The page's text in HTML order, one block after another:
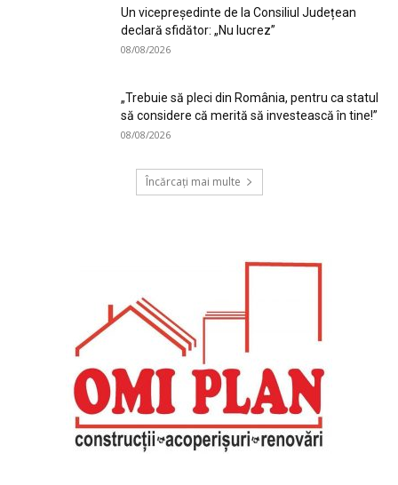
Un vicepreședinte de la Consiliul Județean
declară sfidător: „Nu lucrez”
08/08/2026
„Trebuie să pleci din România, pentru ca statul
să considere că merită să investească în tine!”
08/08/2026
Încărcați mai multe